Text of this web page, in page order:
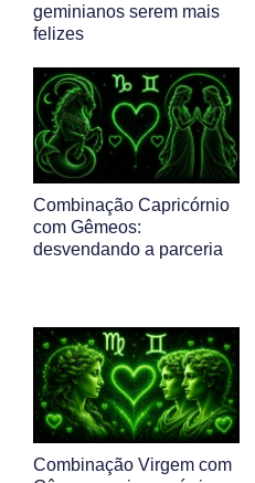
geminianos serem mais
felizes
Combinação Capricórnio
com Gêmeos:
desvendando a parceria
Combinação Virgem com